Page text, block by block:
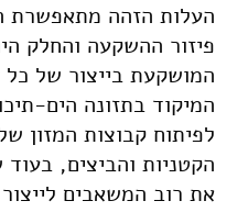
העלות הזהה מתאפשרת
פיזור ההשקעה והחלק
המושקעת בייצור של
המיקוד בתזונה הים-
לפיתוח קבוצות המזון
הקטניות והביצים,
את רוב המשאבים